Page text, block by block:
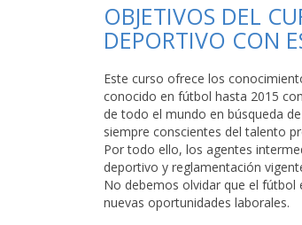
OBJETIVOS DEL
DEPORTIVO CON
Este curso ofrece los
conocido en fútbol hasta 2015
de todo el mundo en búsqueda
siempre conscientes del talento
Por todo ello, los agentes
deportivo y reglamentación
No debemos olvidar que el fútbol
nuevas oportunidades laborales.